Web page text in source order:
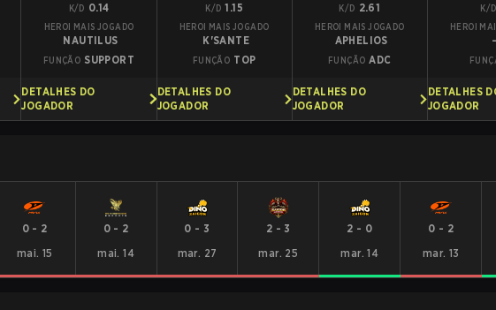
K/D 0.14
HEROI MAIS JOGADO
NAUTILUS
FUNÇÃO SUPPORT
DETALHES DO
JOGADOR
K/D 1.15
HEROI MAIS JOGADO
K'SANTE
FUNÇÃO TOP
DETALHES DO
JOGADOR
K/D 2.61
HEROI MAIS JOGADO
APHELIOS
FUNÇÃO ADC
DETALHES DO
JOGADOR
K/D
HEROI
DETALHES
JOGADOR
0 - 2
mai. 15
0- 2
mai. 14
0 - 3
mar. 27
2 - 3
mar. 25
2 - 0
mar. 14
0 - 2
mar. 13